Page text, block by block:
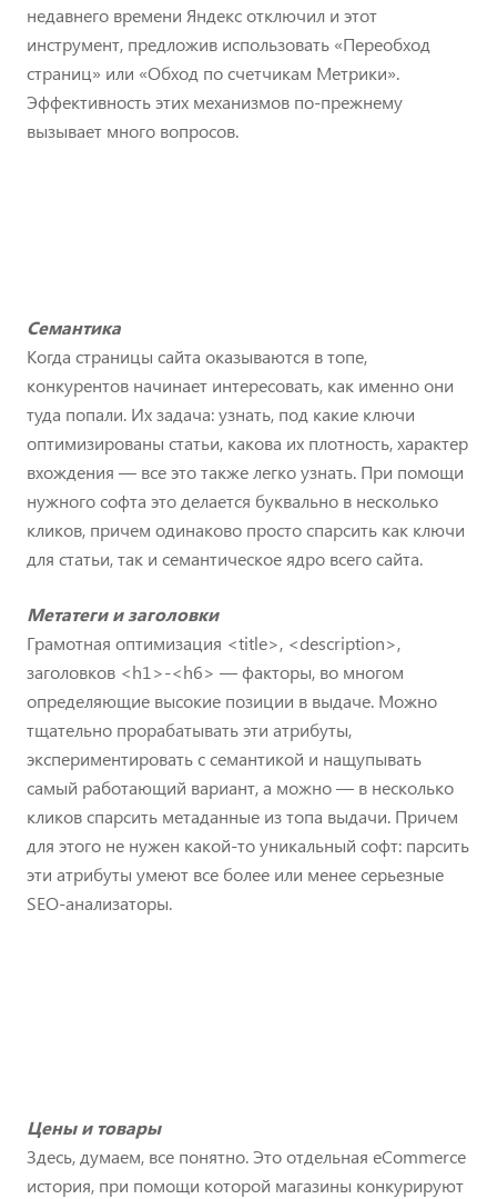
недавнего времени Яндекс отключил и этот
инструмент, предложив использовать «Переобход
страниц» или «Обход по счетчикам Метрики».
Эффективность этих механизмов по-прежнему
вызывает много вопросов.
Семантика
Когда страницы сайта оказываются в топе,
конкурентов начинает интересовать, как именно они
туда попали. Их задача: узнать, под какие ключи
оптимизированы статьи, какова их плотность, характер
вхождения — все это также легко узнать. При помощи
нужного софта это делается буквально в несколько
кликов, причем одинаково просто спарсить как ключи
для статьи, так и семантическое ядро всего сайта.
Метатеги и заголовки
Грамотная оптимизация <title>, <description>,
заголовков <h1>-<h6> — факторы, во многом
определяющие высокие позиции в выдаче. Можно
тщательно прорабатывать эти атрибуты,
экспериментировать с семантикой и нащупывать
самый работающий вариант, а можно — в несколько
кликов спарсить метаданные из топа выдачи. Причем
для этого не нужен какой-то уникальный софт: парсить
эти атрибуты умеют все более или менее серьезные
SEO-анализаторы.
Цены и товары
Здесь, думаем, все понятно. Это отдельная eCommerce
история, при помощи которой магазины конкурируют